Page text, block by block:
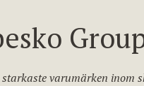
varumärken inom